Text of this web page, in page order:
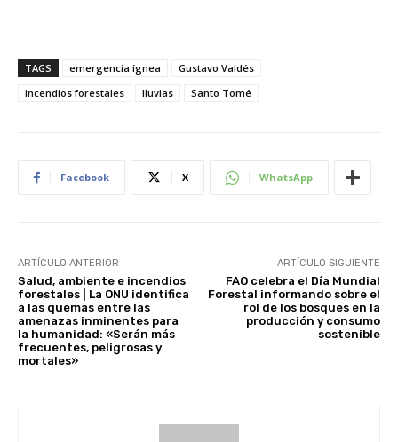
TAGS emergencia ígnea
Gustavo Valdés
incendios forestales
lluvias Santo Tomé
Facebook X WhatsApp
ARTÍCULO ANTERIOR
Salud, ambiente e incendios
forestales | La ONU identifica
a las quemas entre las
amenazas inminentes para
la humanidad: «Serán más
frecuentes, peligrosas y
mortales»
ARTÍCULO SIGUIENTE
FAO celebra el Día Mundial
Forestal informando sobre el
rol de los bosques en la
producción y consumo
sostenible